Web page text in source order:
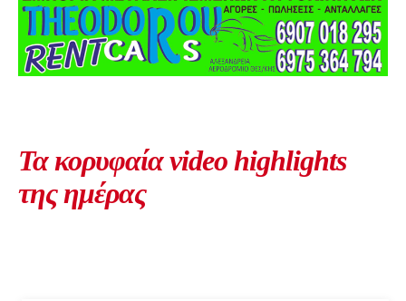
Τα κορυφαία video highlights
της ημέρας